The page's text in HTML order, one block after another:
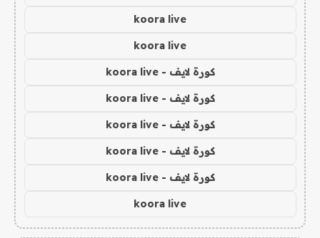
koora live
koora live
كورة لايف - koora live
كورة لايف - koora live
كورة لايف - koora live
كورة لايف - koora live
كورة لايف - koora live
koora live